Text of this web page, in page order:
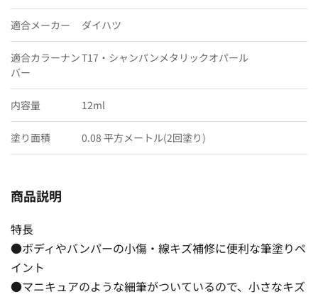
適合メーカー ダイハツ
適合カラーナン
バー
T17・シャンパンメタリックオパール
内容量 12ml
塗り面積 0.08 平方メートル(2回塗り)
商品説明
特長
●ボディやバンパーの小傷・線キズ補修に便利な筆塗りペ
イント
●マニキュアのような細筆がついているので、小さなキズ